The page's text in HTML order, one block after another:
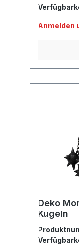
Anmelden
Deko
Kugeln